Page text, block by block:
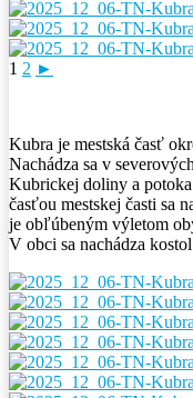
1 2 ►
Kubra je mestská časť
Nachádza sa v
Kubrickej doliny a
časťou mestskej časti sa
je obľúbeným výletom
V obci sa nachádza